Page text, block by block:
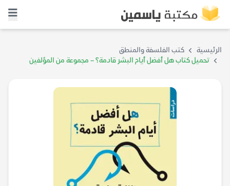
الرئيسية
كتب الفلسفة والمنطق
تحميل كتاب هل أفضل أيام البشر قادمة؟ – مجموعة من المؤلفين